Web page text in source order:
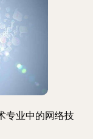
专业中的网络技